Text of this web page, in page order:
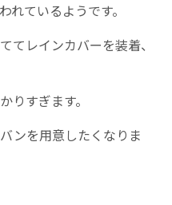
れているようです。
てレインカバーを装着、
りすぎます。
ンを用意したくなりま